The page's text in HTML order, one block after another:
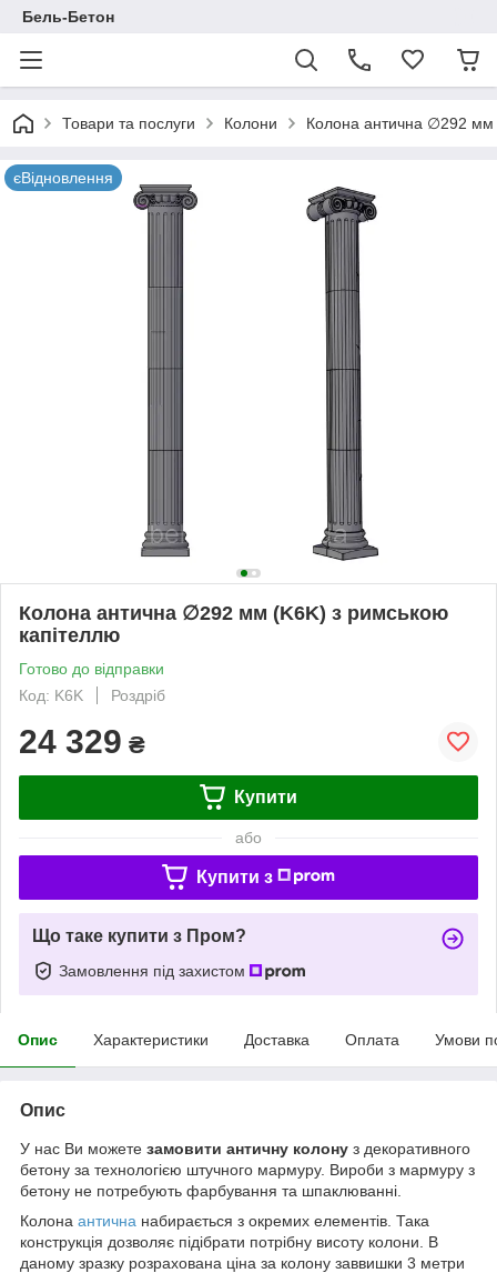
Бель-Бетон
Товари та послуги Колони Колона антична ∅292 мм
єВідновлення
Колона антична ∅292 мм (K6K) з римською
капітеллю
Готово до відправки
Код: K6K
Роздріб
24 329 ₴
Купити
або
Купити з
Що таке купити з Пром?
Замовлення під захистом
Опис Характеристики Доставка Оплата Умови
Опис
У нас Ви можете замовити античну колону з декоративного
бетону за технологією штучного мармуру. Вироби з мармуру з
бетону не потребують фарбування та шпаклюванні.
Колона антична набирається з окремих елементів. Така
конструкція дозволяє підібрати потрібну висоту колони. В
даному зразку розрахована ціна за колону заввишки 3 метри